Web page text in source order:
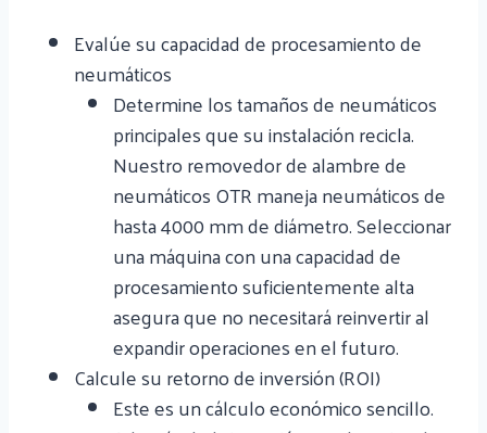
Evalúe su capacidad de procesamiento de
neumáticos
Determine los tamaños de neumáticos
principales que su instalación recicla.
Nuestro removedor de alambre de
neumáticos OTR maneja neumáticos de
hasta 4000 mm de diámetro. Seleccionar
una máquina con una capacidad de
procesamiento suficientemente alta
asegura que no necesitará reinvertir al
expandir operaciones en el futuro.
Calcule su retorno de inversión (ROI)
Este es un cálculo económico sencillo.